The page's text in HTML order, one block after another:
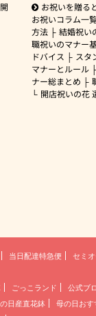
開
お祝いを贈る
お祝いコラム一
方法
結婚祝い
職祝いのマナー
ドバイス
スタ
マナーとルール
ナー総まとめ
開店祝いの花
当日配達特急便 セミ
ごっこランド
公式ブ
日産直花鉢 母の日おす